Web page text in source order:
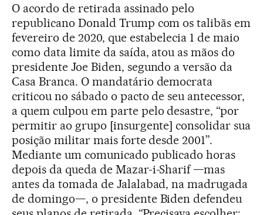
O acordo de retirada assinado pelo
republicano Donald Trump com os talibãs em
fevereiro de 2020, que estabelecia 1 de maio
como data limite da saída, atou as mãos do
presidente Joe Biden, segundo a versão da
Casa Branca. O mandatário democrata
criticou no sábado o pacto de seu antecessor,
a quem culpou em parte pelo desastre, “por
permitir ao grupo [insurgente] consolidar sua
posição militar mais forte desde 2001”.
Mediante um comunicado publicado horas
depois da queda de Mazar-i-Sharif —mas
antes da tomada de Jalalabad, na madrugada
de domingo—, o presidente Biden defendeu